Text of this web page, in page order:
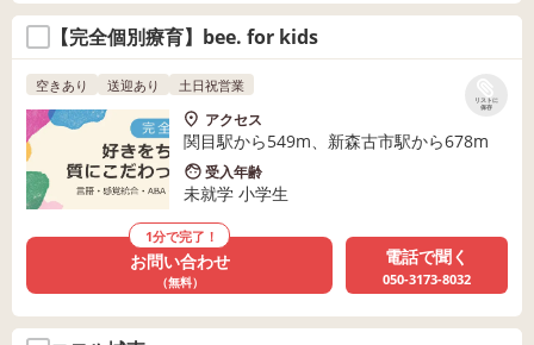
【完全個別療育】bee. for kids
リストに
保存
空きあり 送迎あり 土日祝営業
アクセス
関目駅から549m、新森古市駅から678m
受入年齢
未就学 小学生
1分で完了！
お問い合わせ
（無料）
電話で聞く
050-3173-8032